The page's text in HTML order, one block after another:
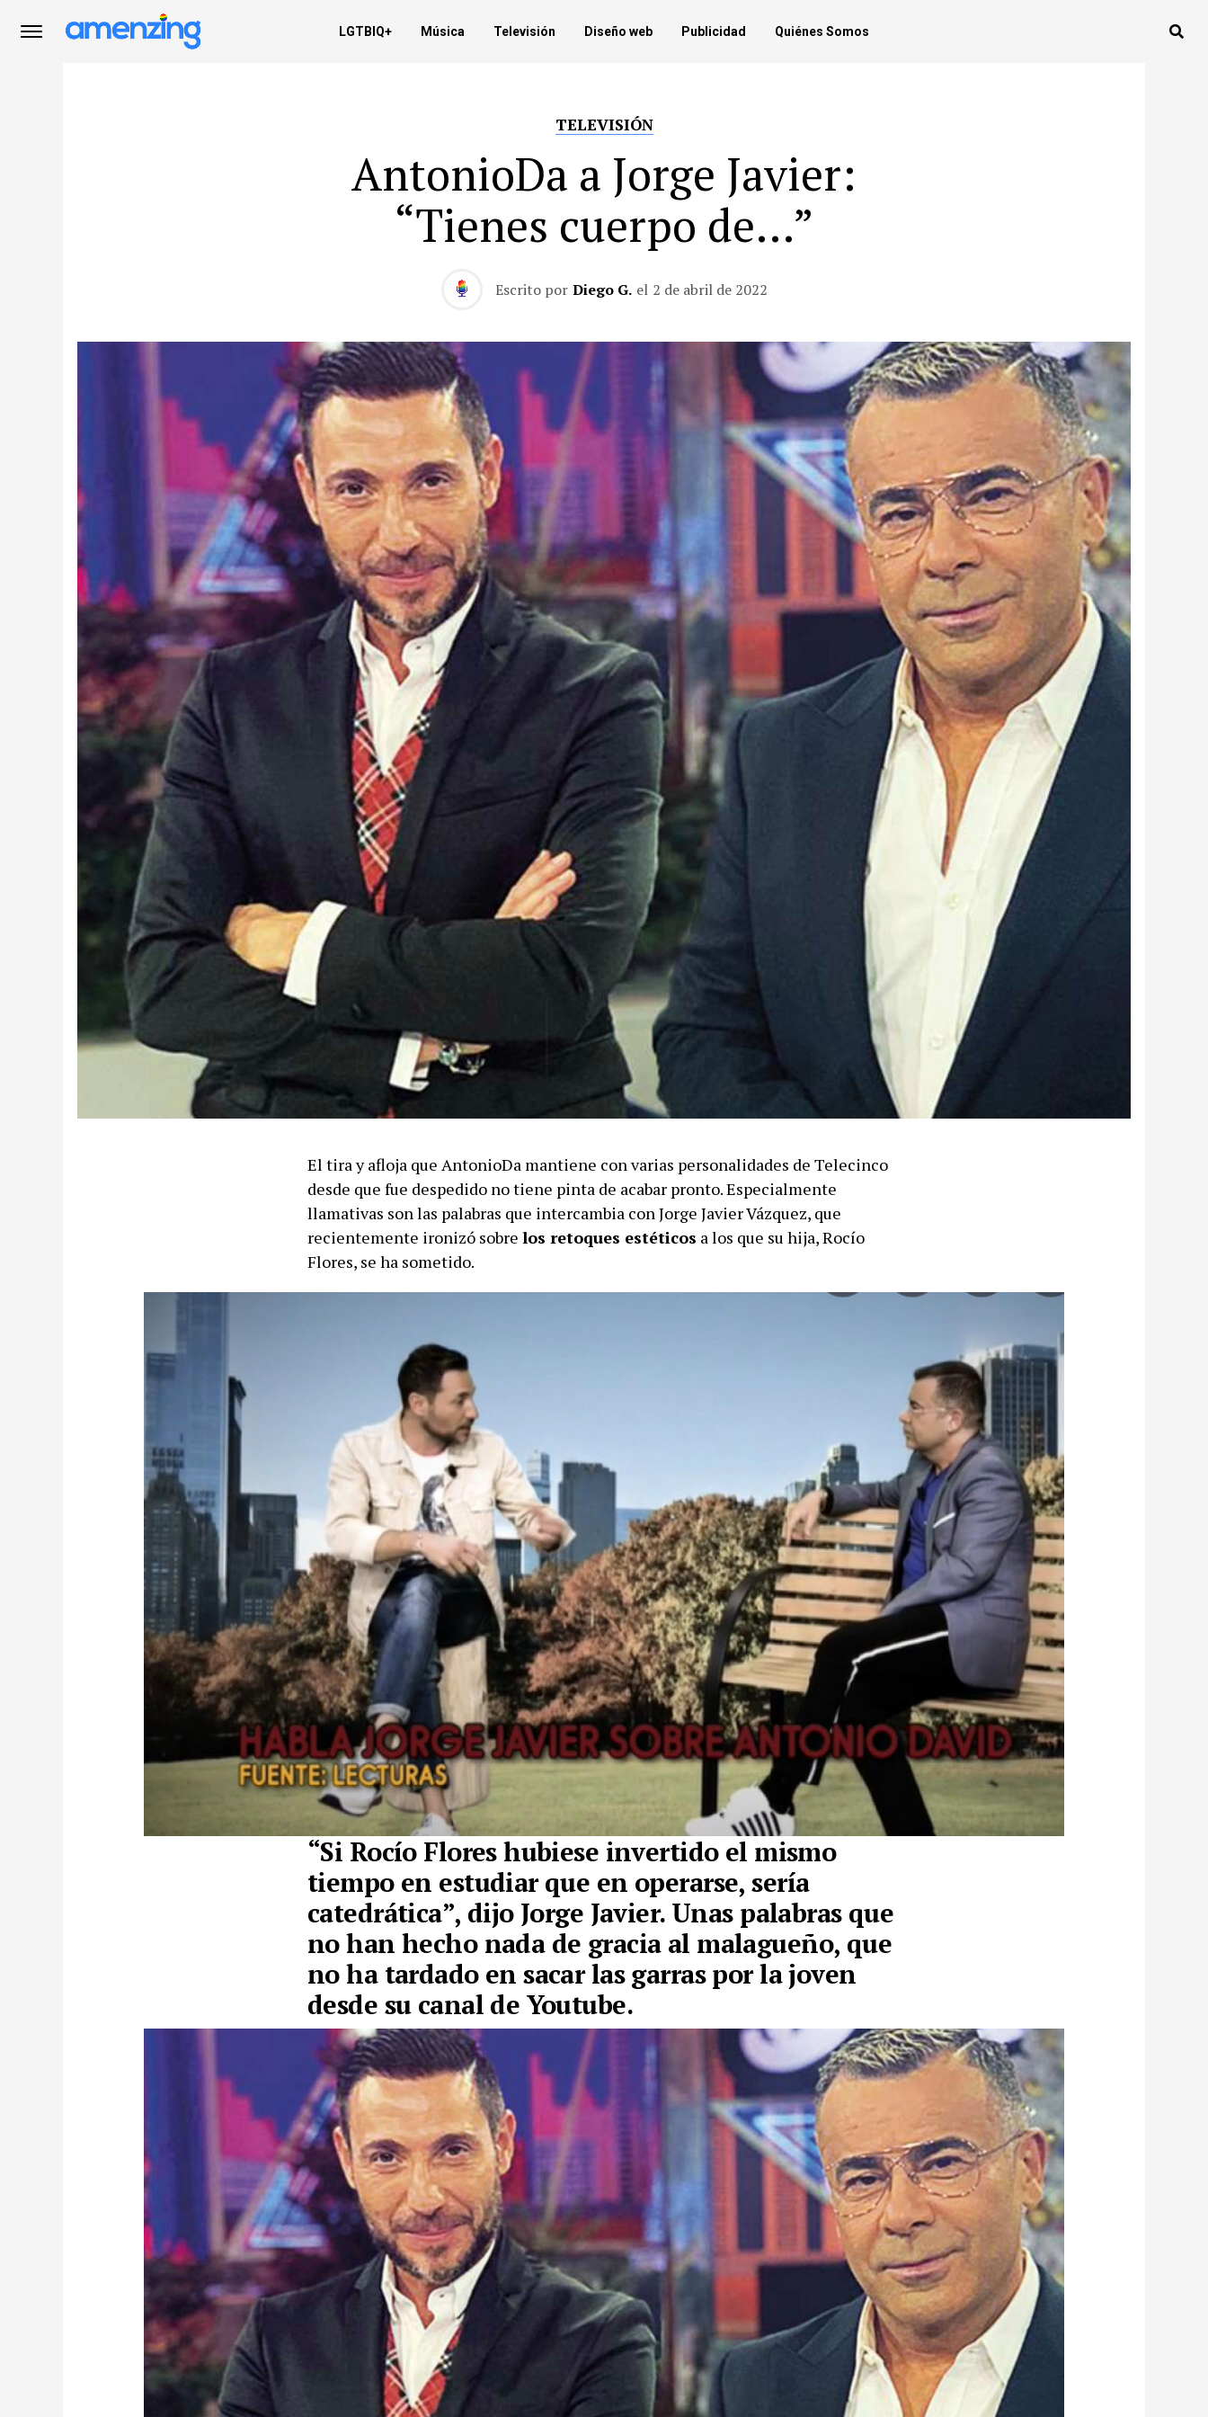
LGTBIQ+ Música Televisión Diseño web Publicidad Quiénes Somos
TELEVISIÓN
AntonioDa a Jorge Javier:
“Tienes cuerpo de…”
Escrito por Diego G. el 2 de abril de 2022
El tira y afloja que AntonioDa mantiene con varias personalidades de Telecinco
desde que fue despedido no tiene pinta de acabar pronto. Especialmente
llamativas son las palabras que intercambia con Jorge Javier Vázquez, que
recientemente ironizó sobre los retoques estéticos a los que su hija, Rocío
Flores, se ha sometido.
“Si Rocío Flores hubiese invertido el mismo
tiempo en estudiar que en operarse, sería
catedrática”, dijo Jorge Javier. Unas palabras que
no han hecho nada de gracia al malagueño, que
no ha tardado en sacar las garras por la joven
desde su canal de Youtube.